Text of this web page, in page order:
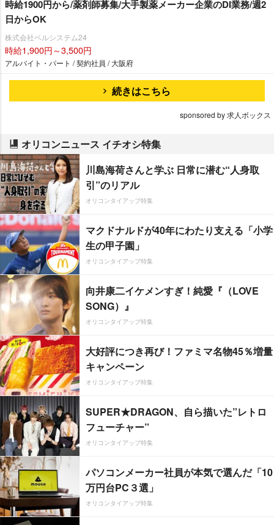
時給1900円から/薬剤師募集/大手製薬メーカー企業のDI業務/週2
日からOK
株式会社ベルシステム24
時給1,900円～3,500円
アルバイト・パート / 契約社員 / 大阪府
続きはこちら
sponsored by 求人ボックス
オリコンニュース イチオシ特集
川島海荷さんと学ぶ 日常に潜む“人身取
引”のリアル
オリコンタイアップ特集
マクドナルドが40年にわたり支える「小学
生の甲子園」
オリコンタイアップ特集
向井康二イケメンすぎ！純愛『（LOVE
SONG）』
オリコンタイアップ特集
大好評につき再び！ファミマ名物45％増量
キャンペーン
オリコンタイアップ特集
SUPER★DRAGON、自ら描いた”レトロ
フューチャー”
オリコンタイアップ特集
パソコンメーカー社員が本気で選んだ「10
万円台PC３選」
オリコンタイアップ特集